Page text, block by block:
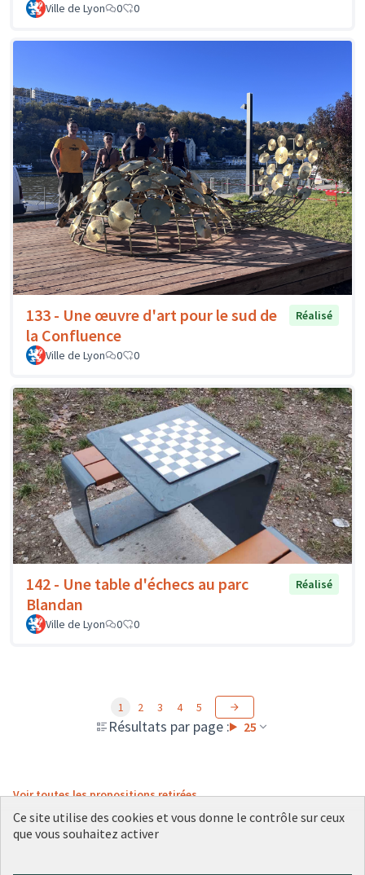
Ville de Lyon 0 0
133 - Une œuvre d'art pour le sud de
la Confluence
Réalisé
Ville de Lyon 0 0
142 - Une table d'échecs au parc
Blandan
Réalisé
Ville de Lyon 0 0
Résultats par page : 25
1 2 3 4 5
Voir toutes les propositions retirées
Ce site utilise des cookies et vous donne le contrôle sur ceux
que vous souhaitez activer